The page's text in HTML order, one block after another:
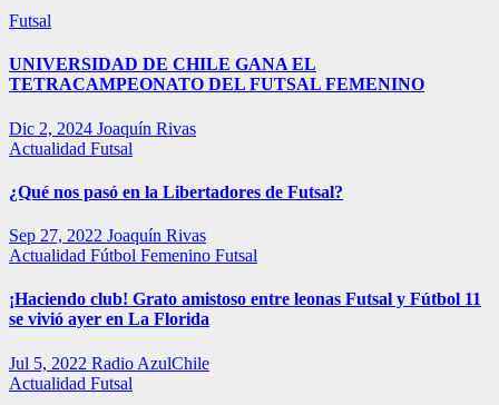
Futsal
UNIVERSIDAD DE CHILE GANA EL
TETRACAMPEONATO DEL FUTSAL FEMENINO
Dic 2, 2024 Joaquín Rivas
Actualidad Futsal
¿Qué nos pasó en la Libertadores de Futsal?
Sep 27, 2022 Joaquín Rivas
Actualidad Fútbol Femenino Futsal
¡Haciendo club! Grato amistoso entre leonas Futsal y Fútbol 11
se vivió ayer en La Florida
Jul 5, 2022 Radio AzulChile
Actualidad Futsal